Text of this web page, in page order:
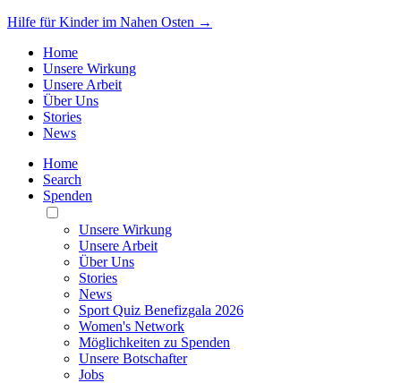
Hilfe für Kinder im Nahen Osten →
Home
Unsere Wirkung
Unsere Arbeit
Über Uns
Stories
News
Home
Search
Spenden
Toggle
Mobile
Menu
Unsere Wirkung
Unsere Arbeit
Über Uns
Stories
News
Sport Quiz Benefizgala 2026
Women's Network
Möglichkeiten zu Spenden
Unsere Botschafter
Jobs